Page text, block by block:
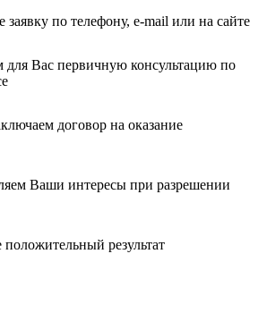
заявку по телефону, e-mail или на сайте
Вас первичную консультацию по
договор на оказание
Ваши интересы при разрешении
результат